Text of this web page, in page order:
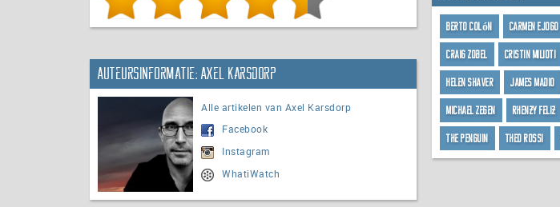
Berto Colón Carmen Ejogo
Craig Zobel Cristin Milioti
Helen Shaver James Madio
Michael Zegen Rhenzy Feliz
The Penguin Theo Rossi
Auteursinformatie: Axel Karsdorp
Alle artikelen van Axel Karsdorp
Facebook
Instagram
WhatiWatch